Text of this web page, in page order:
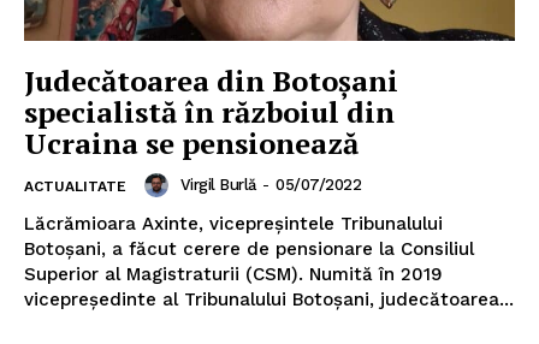
Judecătoarea din Botoșani
specialistă în războiul din
Ucraina se pensionează
ACTUALITATE Virgil Burlă - 05/07/2022
Lăcrămioara Axinte, vicepreșintele Tribunalului
Botoșani, a făcut cerere de pensionare la Consiliul
Superior al Magistraturii (CSM). Numită în 2019
vicepreședinte al Tribunalului Botoșani, judecătoarea...